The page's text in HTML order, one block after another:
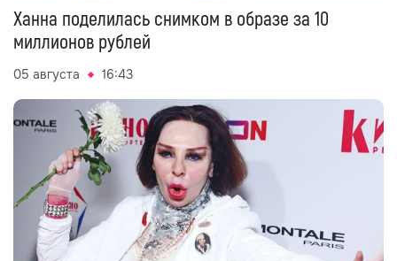
Ханна поделилась снимком в образе за 10
миллионов рублей
05 августа 16:43